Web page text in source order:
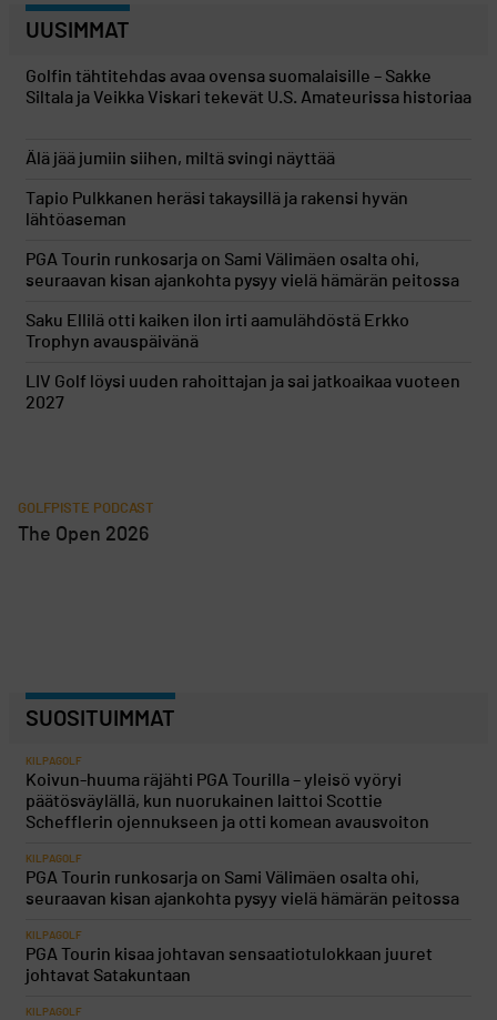
UUSIMMAT
Golfin tähtitehdas avaa ovensa suomalaisille – Sakke
Siltala ja Veikka Viskari tekevät U.S. Amateurissa historiaa
Älä jää jumiin siihen, miltä svingi näyttää
Tapio Pulkkanen heräsi takaysillä ja rakensi hyvän
lähtöaseman
PGA Tourin runkosarja on Sami Välimäen osalta ohi,
seuraavan kisan ajankohta pysyy vielä hämärän peitossa
Saku Ellilä otti kaiken ilon irti aamulähdöstä Erkko
Trophyn avauspäivänä
LIV Golf löysi uuden rahoittajan ja sai jatkoaikaa vuoteen
2027
GOLFPISTE PODCAST
The Open 2026
SUOSITUIMMAT
KILPAGOLF
Koivun-huuma räjähti PGA Tourilla – yleisö vyöryi
päätösväylällä, kun nuorukainen laittoi Scottie
Schefflerin ojennukseen ja otti komean avausvoiton
KILPAGOLF
PGA Tourin runkosarja on Sami Välimäen osalta ohi,
seuraavan kisan ajankohta pysyy vielä hämärän peitossa
KILPAGOLF
PGA Tourin kisaa johtavan sensaatiotulokkaan juuret
johtavat Satakuntaan
KILPAGOLF